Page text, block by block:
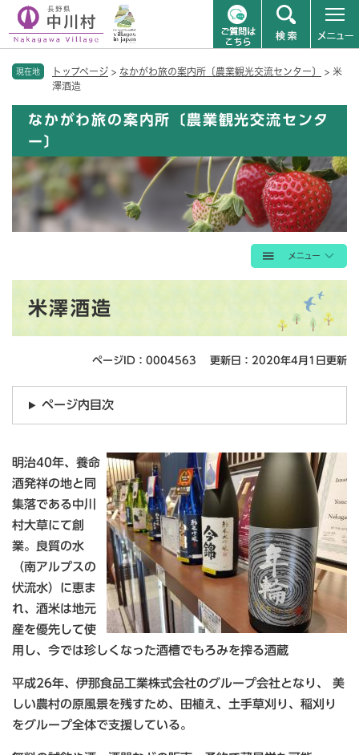
現在地 トップページ > なかがわ旅の案内所〔農業観光交流センター〕 > 米
澤酒造
なかがわ旅の案内所〔農業観光交流センタ
ー〕
米澤酒造
ページID：0004563 更新日：2020年4月1日更新
ページ内目次
明治40年、養命
酒発祥の地と同
集落である中川
村大草にて創
業。良質の水
（南アルプスの
伏流水）に恵ま
れ、酒米は地元
産を優先して使
用し、今では珍しくなった酒槽でもろみを搾る酒蔵
平成26年、伊那食品工業株式会社のグループ会社となり、 美
しい農村の原風景を残すため、田植え、土手草刈り、稲刈り
をグループ全体で支援している。